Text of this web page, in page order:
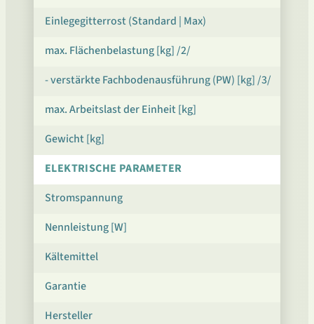
Einlegegitterrost (Standard | Max)
max. Flächenbelastung [kg] /2/
- verstärkte Fachbodenausführung (PW) [kg] /3/
max. Arbeitslast der Einheit [kg]
Gewicht [kg]
ELEKTRISCHE PARAMETER
Stromspannung
Nennleistung [W]
Kältemittel
Garantie
Hersteller